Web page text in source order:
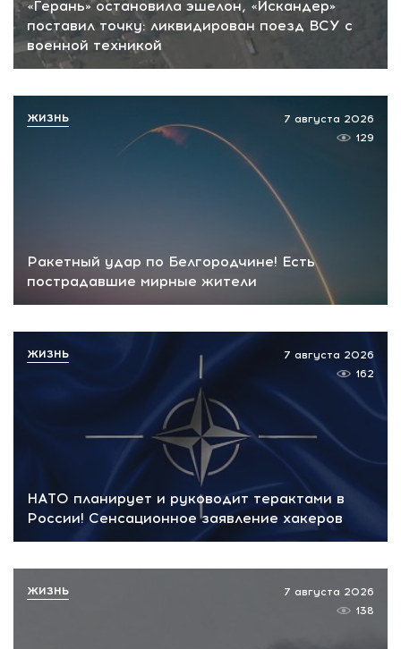
«Герань» остановила эшелон, «Искандер»
поставил точку: ликвидирован поезд ВСУ с
военной техникой
Ракетный удар по Белгородчине! Есть
пострадавшие мирные жители
7 августа 2026
129
ЖИЗНЬ
НАТО планирует и руководит терактами в
России! Сенсационное заявление хакеров
7 августа 2026
162
ЖИЗНЬ
7 августа 2026
138
ЖИЗНЬ